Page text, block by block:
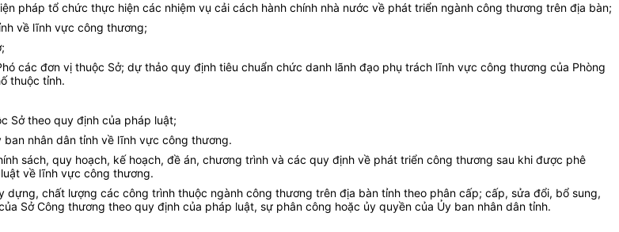
pháp tổ chức thực hiện các nhiệm vụ cải cách hành chính nhà nước về phát triển ngành công thương trên địa bàn;
về lĩnh vực công thương;
các đơn vị thuộc Sở; dự thảo quy định tiêu chuẩn chức danh lãnh đạo phụ trách lĩnh vực công thương của Phòng
thuộc tỉnh.
Sở theo quy định của pháp luật;
nhân dân tỉnh về lĩnh vực công thương.
sách, quy hoạch, kế hoạch, đề án, chương trình và các quy định về phát triển công thương sau khi được phê
về lĩnh vực công thương.
chất lượng các công trình thuộc ngành công thương trên địa bàn tỉnh theo phân cấp; cấp, sửa đổi, bổ sung,
Sở Công thương theo quy định của pháp luật, sự phân công hoặc ủy quyền của Ủy ban nhân dân tỉnh.